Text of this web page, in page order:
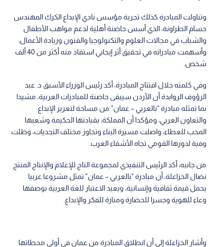
وتناولت المبادرة كذلك تجربة مؤسس نادي الإبداع الكرك المهندس
حسام الطراونة، الذي أسس حاضنة أهلية لدعم مواهب الأطفال
والشباب في مجالات العلوم والتكنولوجيا والفنون وريادة الأعمال،
وأسهمت مبادراته في تحقيق أثر إيجابي استفاد منه أكثر من 40 ألف
شخص.
وفي كلمته خلال افتتاح المبادرة، أكد رئيس الوزراء الأسبق د. عبد
الرؤوف الروابدة أن الأردن سيبقى حاضنة للمبادرات العربية، مشيدا
بما تمثله مبادرة "بالعربي – عمان" من مساحة لتعزيز الإبداع
والتعاون العربي، ومؤكدا أن المملكة، بقيادتها الحكيمة وشعبها
المحب للعطاء، واصلت مسيرة البناء وتجاوز مختلف التحديات، وظلت
وفية لدورها القومي تجاه الأشقاء العرب.
من جانبه، أكد الرئيس التنفيذي لمجموعة التاج للإعلام والإنتاج المنتج
نضال الخزاعلة، أن مبادرة "بالعربي – عمان" تمثل مشروعا عربيا
يحمل قيمة ثقافية وإنسانية، ويعيد الاعتبار للغة العربية بوصفها
وعاء للهوية وجسرا للحضارة ومنارة للفكر والإبداع.
وأشار الخزاعلة إلى أن انطلاق المبادرة من عمان في أولى محطاتها